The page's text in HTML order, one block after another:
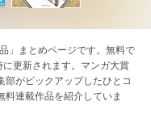
」まとめページです。無料で
更新されます。マンガ大賞
がピックアップしたひとコ
連載作品を紹介していま